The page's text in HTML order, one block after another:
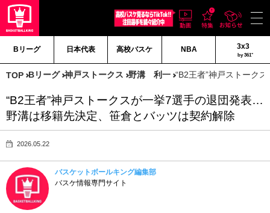
Bリーグ 日本代表 高校バスケ NBA 3x3
by 361°
TOP Bリーグ 神戸ストークス 野溝 利一 “B2王者”神戸ストーク
“B2王者”神戸ストークスが一挙7選手の退団発表…
野溝は移籍先決定、笹倉とバッツは契約解除
2026.05.22
バスケットボールキング編集部
バスケ情報専門サイト